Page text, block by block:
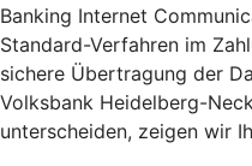
Banking Internet
Standard-Verfahren im
sichere Übertragung der
Volksbank Heidelberg-
unterscheiden, zeigen wir